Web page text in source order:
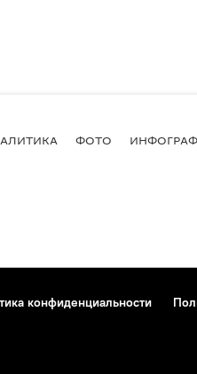
ФОТО
конфиденциальности